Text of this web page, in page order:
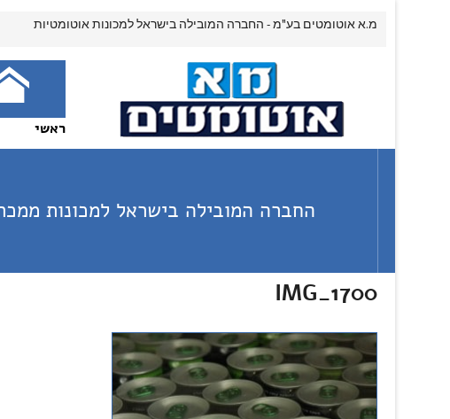
מ.א אוטומטים בע"מ - החברה המובילה בישראל למכונות אוטומטיות
ראשי
החברה המובילה בישראל למכונות
IMG_1700